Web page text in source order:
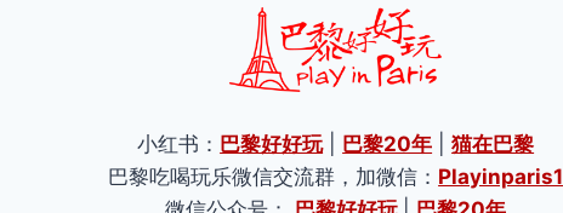
小红书： 巴黎好好玩| 巴黎20年 |猫在巴黎
巴黎吃喝玩乐微信交流群，加微信： Playinparis1